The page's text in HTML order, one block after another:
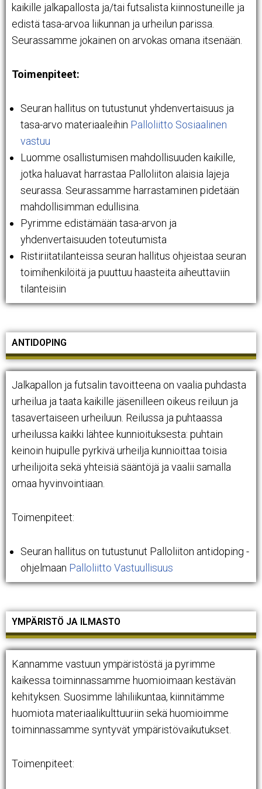
kaikille jalkapallosta ja/tai futsalista kiinnostuneille ja
edistä tasa-arvoa liikunnan ja urheilun parissa.
Seurassamme jokainen on arvokas omana itsenään.
Toimenpiteet:
Seuran hallitus on tutustunut yhdenvertaisuus ja
tasa-arvo materiaaleihin Palloliitto Sosiaalinen
vastuu
Luomme osallistumisen mahdollisuuden kaikille,
jotka haluavat harrastaa Palloliiton alaisia lajeja
seurassa. Seurassamme harrastaminen pidetään
mahdollisimman edullisina.
Pyrimme edistämään tasa-arvon ja
yhdenvertaisuuden toteutumista
Ristiriitatilanteissa seuran hallitus ohjeistaa seuran
toimihenkilöitä ja puuttuu haasteita aiheuttaviin
tilanteisiin
ANTIDOPING
Jalkapallon ja futsalin tavoitteena on vaalia puhdasta
urheilua ja taata kaikille jäsenilleen oikeus reiluun ja
tasavertaiseen urheiluun. Reilussa ja puhtaassa
urheilussa kaikki lähtee kunnioituksesta: puhtain
keinoin huipulle pyrkivä urheilja kunnioittaa toisia
urheilijoita sekä yhteisiä sääntöjä ja vaalii samalla
omaa hyvinvointiaan.
Toimenpiteet:
Seuran hallitus on tutustunut Palloliiton antidoping -
ohjelmaan Palloliitto Vastuullisuus
YMPÄRISTÖ JA ILMASTO
Kannamme vastuun ympäristöstä ja pyrimme
kaikessa toiminnassamme huomioimaan kestävän
kehityksen. Suosimme lähiliikuntaa, kiinnitämme
huomiota materiaalikulttuuriin sekä huomioimme
toiminnassamme syntyvät ympäristövaikutukset.
Toimenpiteet: